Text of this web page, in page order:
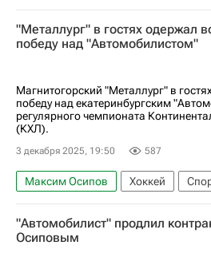
Макс Уиллман
Барыс
КХЛ 2025-2026
"Металлург" в гостях одержал
победу над "Автомобилистом"
Магнитогорский "Металлург" в
победу над екатеринбургским
регулярного чемпионата
(КХЛ).
3 декабря 2025, 19:50 587
Максим Осипов Хоккей
Екатеринбург
Никита Михайлис
Джесси Блэкер
Металлург
"Автомобилист" продлил
Осиповым